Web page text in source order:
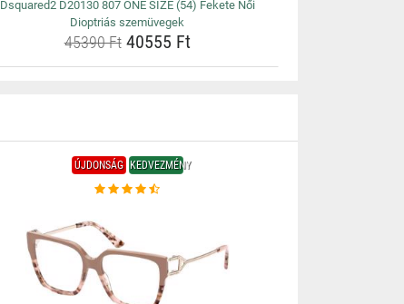
Dsquared2 D20130 807 ONE SIZE (54) Fekete Női
Dioptriás szemüvegek
45390 Ft40555 Ft
ÚJDONSÁG KEDVEZMÉNY